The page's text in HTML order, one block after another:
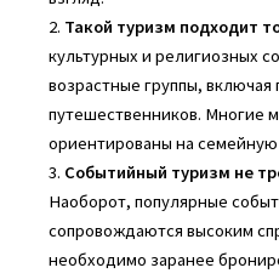
2. Такой туризм подходит
культурных и религиозных
возрастные группы,
путешественников. Многие
ориентированы на
3. Событийный туризм не
Наоборот, популярные
сопровождаются высоким
необходимо заранее